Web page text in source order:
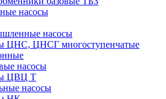
насосы
насосы
ЦНС, ЦНСГ многоступенчатые
насосы
ЦВЦ Т
насосы